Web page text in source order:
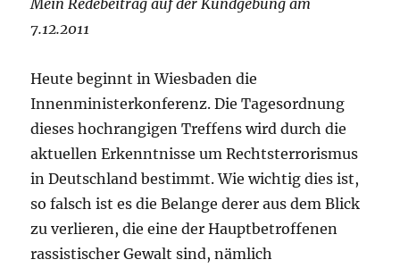
7.12.2011
Heute beginnt in Wiesbaden die
Innenministerkonferenz. Die Tagesordnung
dieses hochrangigen Treffens wird durch die
aktuellen Erkenntnisse um Rechtsterrorismus
in Deutschland bestimmt. Wie wichtig dies ist,
so falsch ist es die Belange derer aus dem Blick
zu verlieren, die eine der Hauptbetroffenen
rassistischer Gewalt sind, nämlich